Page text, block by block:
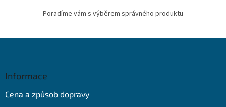
Poradíme vám s výběrem správného produktu
Informace
Cena a způsob dopravy